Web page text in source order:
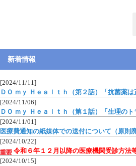
新着情報
[2024/11/11]
ＤＯ ｍｙ Ｈｅａｌｔｈ（第２話）「抗菌薬は
[2024/11/06]
ＤＯ ｍｙ Ｈｅａｌｔｈ（第１話）「生理のト
[2024/11/01]
医療費通知の紙媒体での送付について（原則廃
[2024/10/22]
令和６年１２月以降の医療機関受診方法
[2024/10/15]